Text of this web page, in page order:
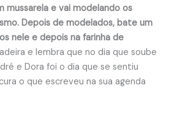
mussarela e vai modelando os
Depois de modelados, bate um
nele e depois na farinha de
e lembra que no dia que soube
e Dora foi o dia que se sentiu
o que escreveu na sua agenda